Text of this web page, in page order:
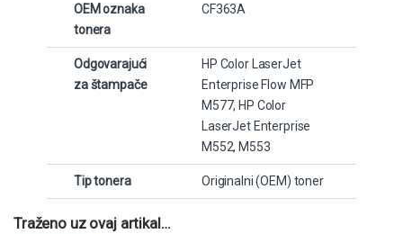
OEM oznaka
tonera
CF363A
Odgovarajući
za štampače
HP Color LaserJet
Enterprise Flow MFP
M577, HP Color
LaserJet Enterprise
M552, M553
Tip tonera Originalni (OEM) toner
Traženo uz ovaj artikal…